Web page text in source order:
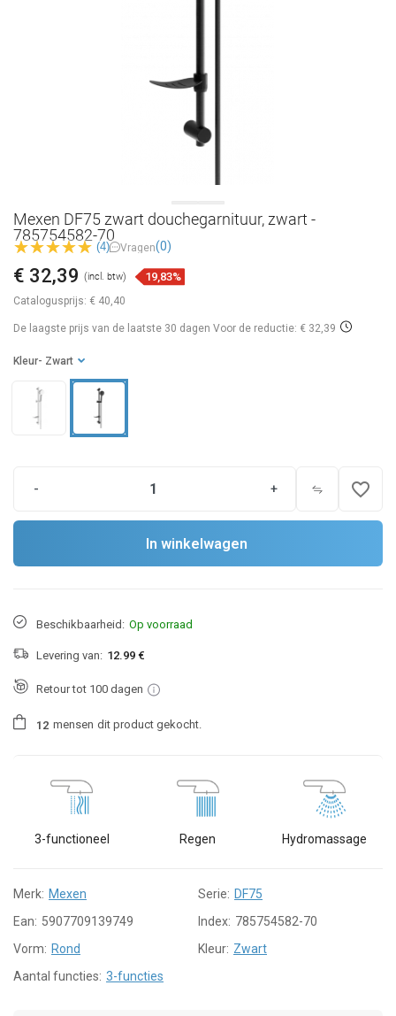
Mexen DF75 zwart douchegarnituur, zwart -
785754582-70
(4) Vragen(0)
Catalogusprijs: € 40,40
€ 32,39 (incl. btw) 19,83%
De laagste prijs van de laatste 30 dagen Voor de reductie: € 32,39
Kleur - Zwart
- + favorite_border
In winkelwagen
Beschikbaarheid: Op voorraad
Levering van: 12.99 €
Retour tot 100 dagen
1 2 mensen dit product gekocht.
3-functioneel Regen Hydromassage
Merk: Mexen Serie: DF75
Ean: 5907709139749 Index: 785754582-70
Vorm: Rond Kleur: Zwart
Aantal functies: 3-functies